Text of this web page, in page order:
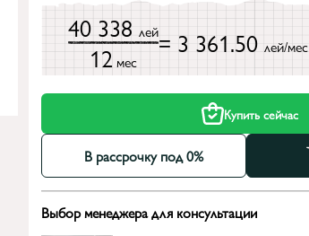
40 338 лей
12мес
= 3 361.50 лей/мес
Купить сейчас
В рассрочку под 0%
Выбор менеджера для консультации